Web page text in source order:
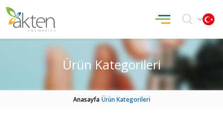
Ürün Kategorileri
Anasayfa Ürün Kategorileri